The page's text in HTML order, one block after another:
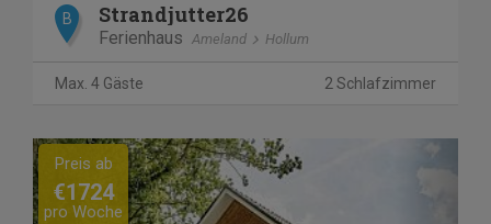
B Strandjutter26
Ferienhaus Ameland Hollum
Max. 4 Gäste 2 Schlafzimmer
Previous
Preis ab
€1724
pro Woche